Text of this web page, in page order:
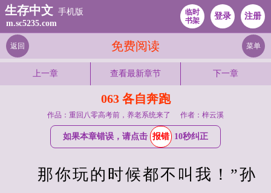
生存中文 手机版
m.sc5235.com
临时
书架
登录 注册
免费阅读
返回 菜单
上一章 查看最新章节 下一章
063 各自奔跑
作品：重回八零高考前，养老系统来了 作者：梓云溪
如果本章错误，请点击 报错 10秒纠正
那你玩的时候都不叫我！”孙